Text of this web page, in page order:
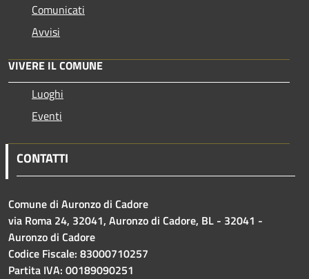
Comunicati
Avvisi
VIVERE IL COMUNE
Luoghi
Eventi
CONTATTI
Comune di Auronzo di Cadore
via Roma 24, 32041, Auronzo di Cadore, BL - 32041 -
Auronzo di Cadore
Codice Fiscale: 83000710257
Partita IVA: 00189090251